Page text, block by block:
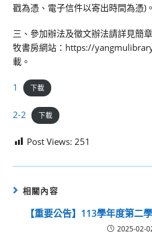
戳為憑、電子信件以寄出時間為憑)。
三、參加辦法及徵文辦法請詳見簡
牧書房網站：https://
載。
1 下載
2-2 下載
Post Views: 251
相關內容
【重要公告】113學年度第二
2025-02-